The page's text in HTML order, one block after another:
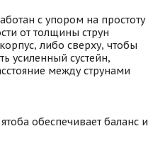
с упором на простоту
от толщины струн
либо сверху, чтобы
усиленный сустейн,
между струнами
обеспечивает баланс и